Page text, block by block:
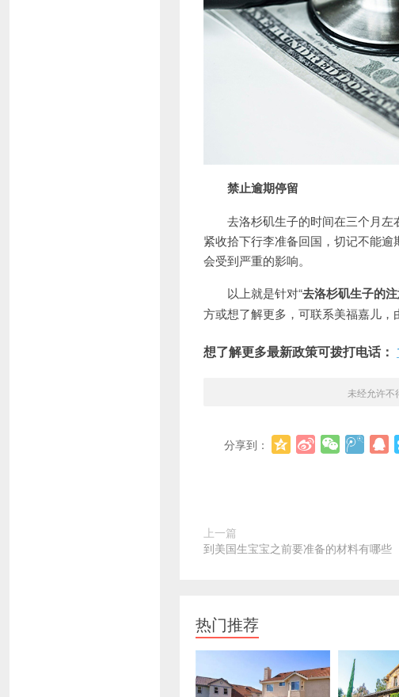
禁止逾期停留
去洛杉矶生子的时间在三个月左
紧收拾下行李准备回国，切记不能
会受到严重的影响。
以上就是针对“去洛杉矶生子的
方或想了解更多，可联系美福嘉儿，
想了解更多最新政策可拨打电话：
未经允许不
分享到：
上一篇
到美国生宝宝之前要准备的材料有哪些
热门推荐